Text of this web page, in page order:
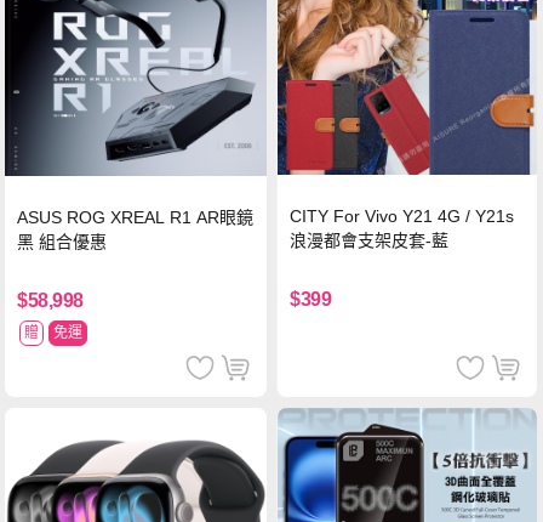
ASUS ROG XREAL R1 AR眼鏡
黑 組合優惠
$58,998
贈 免運
CITY For Vivo Y21 4G / Y21s
浪漫都會支架皮套-藍
$399